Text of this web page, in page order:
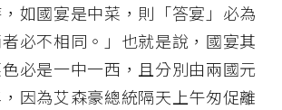
，如國宴是中菜，則「答宴」必為
必不相同。」也就是說，國宴其
必是一中一西，且分別由兩國元
因為艾森豪總統隔天上午匆促離